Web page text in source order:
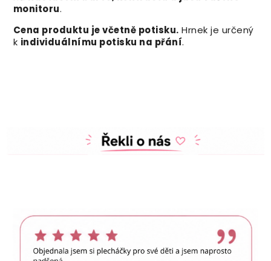
monitoru.
Cena produktu je včetně potisku. Hrnek je určený
k individuálnímu potisku na přání.